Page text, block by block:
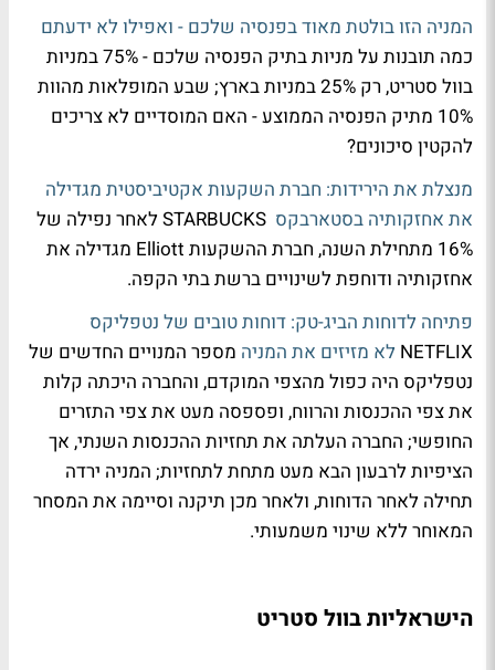
המניה הזו בולטת מאוד בפנסיה שלכם - ואפילו לא ידעתם
כמה תובנות על מניות בתיק הפנסיה שלכם - 75% במניות
בוול סטריט, רק 25% במניות בארץ; שבע המופלאות מהוות
10% מתיק הפנסיה הממוצע - האם המוסדיים לא צריכים
להקטין סיכונים?
מנצלת את הירידות: חברת השקעות אקטיביסטית מגדילה
את אחזקותיה בסטארבקס
STARBUCKS לאחר נפילה של
16% מתחילת השנה, חברת ההשקעות Elliott מגדילה את
אחזקותיה ודוחפת לשינויים ברשת בתי הקפה.
פתיחה לדוחות הביג-טק: דוחות טובים של נטפליקס
NETFLIX לא מזיזים את המניה מספר המנויים החדשים של
נטפליקס היה כפול מהצפי המוקדם, והחברה היכתה קלות
את צפי ההכנסות והרווח, ופספסה מעט את צפי התזרים
החופשי; החברה העלתה את תחזיות ההכנסות השנתי, אך
הציפיות לרבעון הבא מעט מתחת לתחזיות; המניה ירדה
תחילה לאחר הדוחות, ולאחר מכן תיקנה וסיימה את המסחר
המאוחר ללא שינוי משמעותי.
הישראליות בוול סטריט